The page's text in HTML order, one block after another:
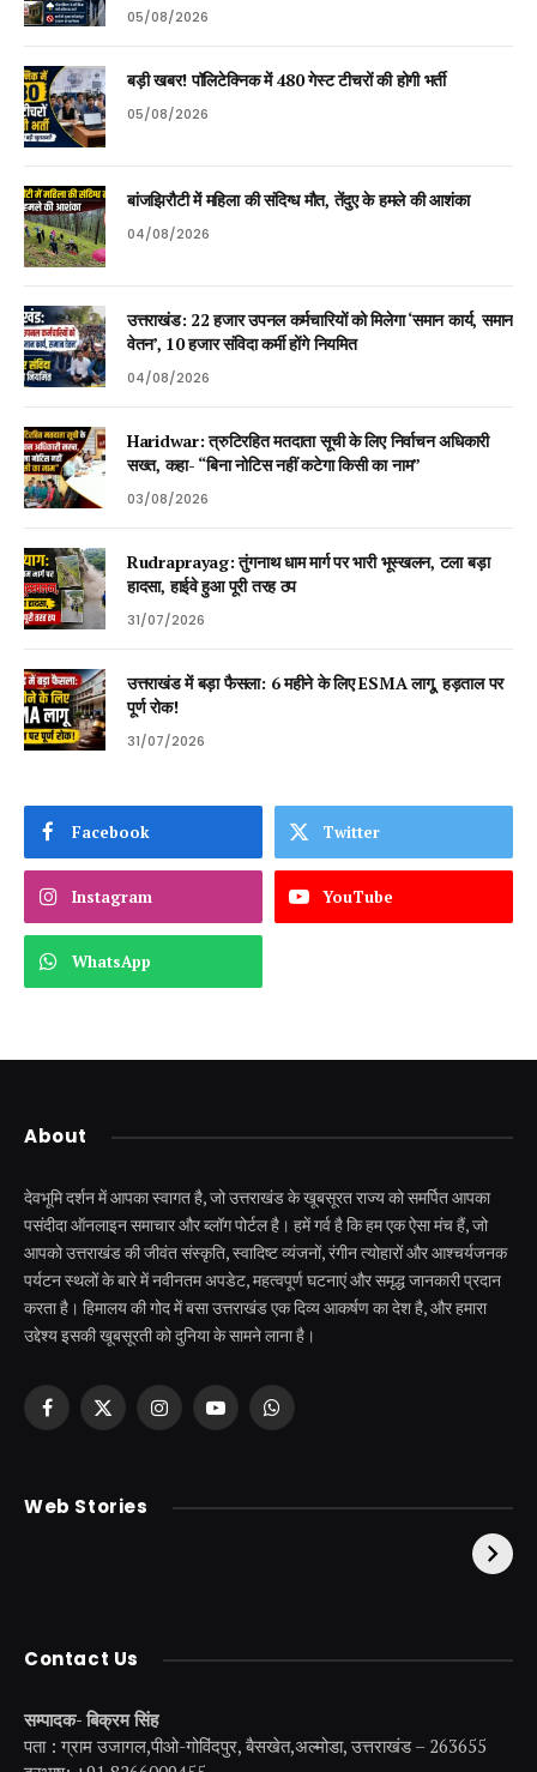
05/08/2026
बड़ी खबर! पॉलिटेक्निक में 480 गेस्ट टीचरों की होगी भर्ती
05/08/2026
बांजझिरौटी में महिला की संदिग्ध मौत, तेंदुए के हमले की आशंका
04/08/2026
उत्तराखंड: 22 हजार उपनल कर्मचारियों को मिलेगा ‘समान कार्य, समान
वेतन’, 10 हजार संविदा कर्मी होंगे नियमित
04/08/2026
Haridwar: त्रुटिरहित मतदाता सूची के लिए निर्वाचन अधिकारी
सख्त, कहा- “बिना नोटिस नहीं कटेगा किसी का नाम”
03/08/2026
Rudraprayag: तुंगनाथ धाम मार्ग पर भारी भूस्खलन, टला बड़ा
हादसा, हाईवे हुआ पूरी तरह ठप
31/07/2026
उत्तराखंड में बड़ा फैसला: 6 महीने के लिए ESMA लागू, हड़ताल पर
पूर्ण रोक!
31/07/2026
Facebook Twitter
Instagram YouTube
WhatsApp
About
देवभूमि दर्शन में आपका स्वागत है, जो उत्तराखंड के खूबसूरत राज्य को समर्पित आपका
पसंदीदा ऑनलाइन समाचार और ब्लॉग पोर्टल है। हमें गर्व है कि हम एक ऐसा मंच हैं, जो
आपको उत्तराखंड की जीवंत संस्कृति, स्वादिष्ट व्यंजनों, रंगीन त्योहारों और आश्चर्यजनक
पर्यटन स्थलों के बारे में नवीनतम अपडेट, महत्वपूर्ण घटनाएं और समृद्ध जानकारी प्रदान
करता है। हिमालय की गोद में बसा उत्तराखंड एक दिव्य आकर्षण का देश है, और हमारा
उद्देश्य इसकी खूबसूरती को दुनिया के सामने लाना है।
Facebook
X
InstagramYouTubeWhatsApp
Web Stories
केदारनाथ से पहले होती है
उत्तराखंड की एक ऐसी
Contact Us
सम्पादक- बिक्रम सिंह
पता : ग्राम उजागल,पीओ-गोविंदपुर, बैसखेत,अल्मोडा, उत्तराखंड – 263655